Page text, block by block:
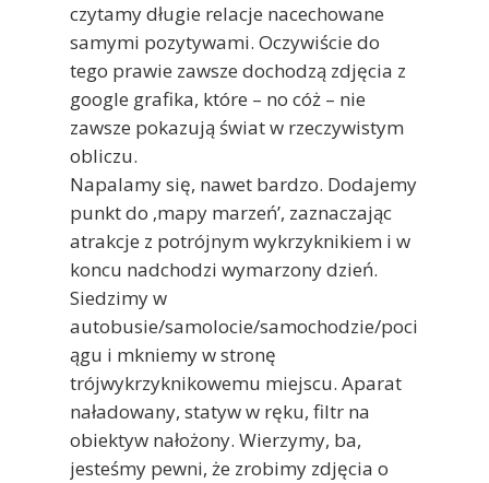
czytamy długie relacje nacechowane
samymi pozytywami. Oczywiście do
tego prawie zawsze dochodzą zdjęcia z
google grafika, które – no cóż – nie
zawsze pokazują świat w rzeczywistym
obliczu.
Napalamy się, nawet bardzo. Dodajemy
punkt do ‚mapy marzeń’, zaznaczając
atrakcje z potrójnym wykrzyknikiem i w
koncu nadchodzi wymarzony dzień.
Siedzimy w
autobusie/samolocie/samochodzie/poci
ągu i mkniemy w stronę
trójwykrzyknikowemu miejscu. Aparat
naładowany, statyw w ręku, filtr na
obiektyw nałożony. Wierzymy, ba,
jesteśmy pewni, że zrobimy zdjęcia o